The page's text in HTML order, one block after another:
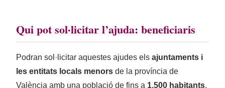
Qui pot sol·licitar l’ajuda: beneficiaris
Podran sol·licitar aquestes ajudes els ajuntaments i
les entitats locals menors de la província de
València amb una població de fins a 1.500 habitants.